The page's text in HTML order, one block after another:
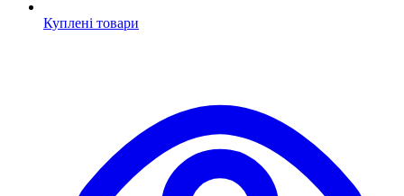
Куплені товари